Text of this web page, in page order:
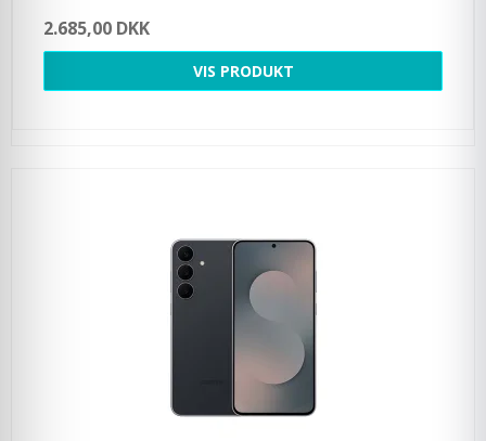
2.685,00 DKK
VIS PRODUKT